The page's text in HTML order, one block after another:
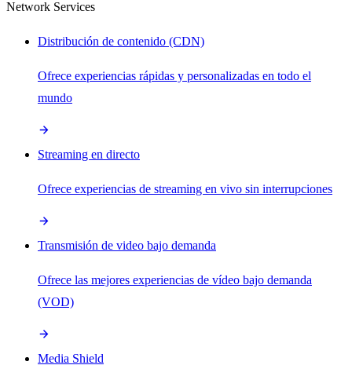
Network Services
Distribución de contenido (CDN)
Ofrece experiencias rápidas y personalizadas en todo el
mundo
Streaming en directo
Ofrece experiencias de streaming en vivo sin interrupciones
Transmisión de video bajo demanda
Ofrece las mejores experiencias de vídeo bajo demanda
(VOD)
Media Shield